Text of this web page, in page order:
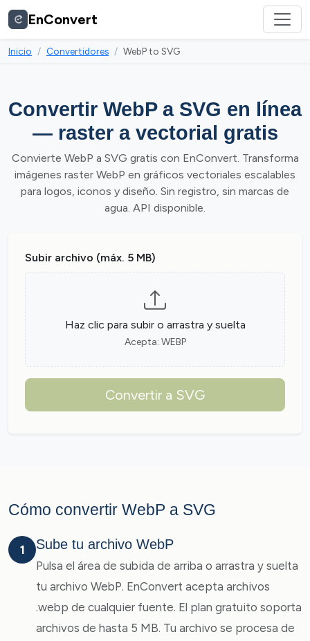
EnConvert
Inicio Convertidores WebP to SVG
Convertir WebP a SVG en línea
— raster a vectorial gratis
Convierte WebP a SVG gratis con EnConvert. Transforma
imágenes raster WebP en gráficos vectoriales escalables
para logos, iconos y diseño. Sin registro, sin marcas de
agua. API disponible.
Subir archivo (máx. 5 MB)
Haz clic para subir o arrastra y suelta
Acepta: WEBP
Convertir a SVG
Cómo convertir WebP a SVG
1 Sube tu archivo WebP
Pulsa el área de subida de arriba o arrastra y suelta
tu archivo WebP. EnConvert acepta archivos
.webp de cualquier fuente. El plan gratuito soporta
archivos de hasta 5 MB. Tu archivo se procesa de